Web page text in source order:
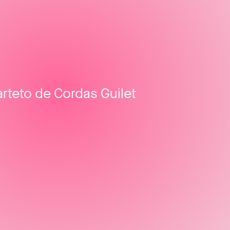
de Cordas Guilet